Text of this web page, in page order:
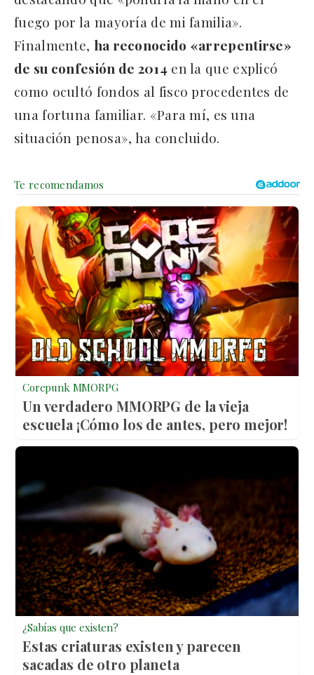
fuego por la mayoría de mi familia».
Finalmente, ha reconocido «arrepentirse»
de su confesión de 2014 en la que explicó
como ocultó fondos al fisco procedentes de
una fortuna familiar. «Para mí, es una
situación penosa», ha concluido.
Corepunk MMORPG
Un verdadero MMORPG de la vieja
escuela ¡Cómo los de antes, pero mejor!
¿Sabías que existen?
Estas criaturas existen y parecen
sacadas de otro planeta